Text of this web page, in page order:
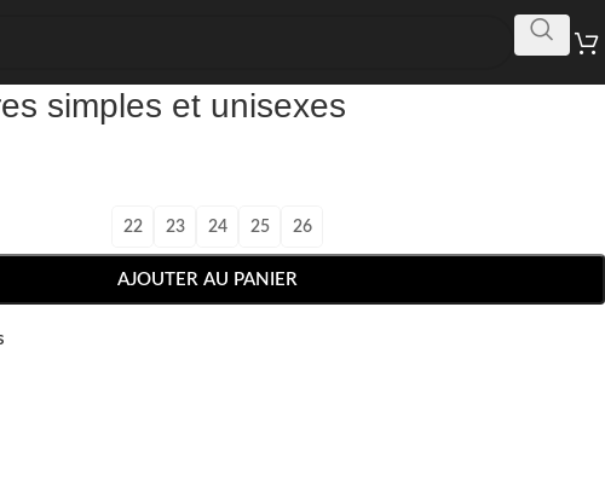
simples et unisexes
22 23 24 25 26
AJOUTER AU PANIER